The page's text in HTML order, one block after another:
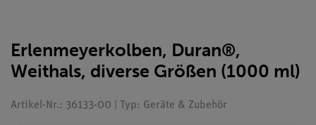
Erlenmeyerkolben, Duran®,
Weithals, diverse Größen (1000 ml)
Artikel-Nr.: 36133-00 | Typ: Geräte & Zubehör